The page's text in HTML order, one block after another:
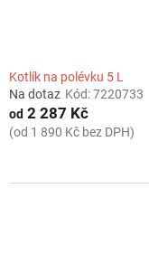
Kotlík na polévku 5 L
Na dotaz Kód:7220733
od 2 287 Kč
(od 1 890 Kč bez DPH)